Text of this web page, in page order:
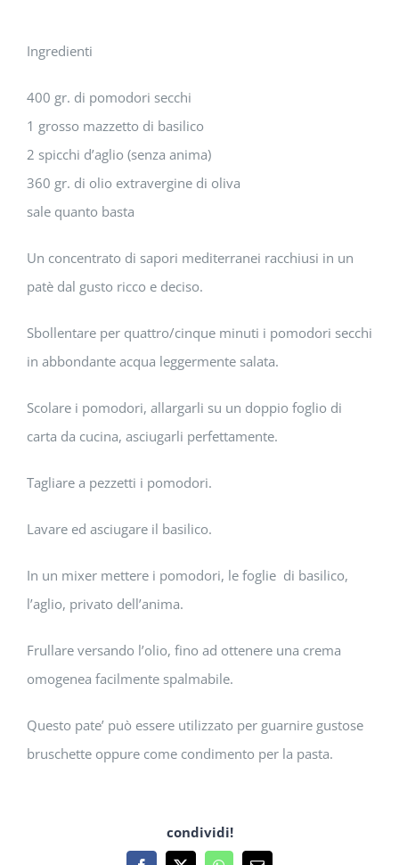
immagine
Ingredienti
400 gr. di pomodori secchi
1 grosso mazzetto di basilico
2 spicchi d’aglio (senza anima)
360 gr. di olio extravergine di oliva
sale quanto basta
Un concentrato di sapori mediterranei racchiusi in un
patè dal gusto ricco e deciso.
Sbollentare per quattro/cinque minuti i pomodori secchi
in abbondante acqua leggermente salata.
Scolare i pomodori, allargarli su un doppio foglio di
carta da cucina, asciugarli perfettamente.
Tagliare a pezzetti i pomodori.
Lavare ed asciugare il basilico.
In un mixer mettere i pomodori, le foglie di basilico,
l’aglio, privato dell’anima.
Frullare versando l’olio, fino ad ottenere una crema
omogenea facilmente spalmabile.
Questo pate’ può essere utilizzato per guarnire gustose
bruschette oppure come condimento per la pasta.
condividi!